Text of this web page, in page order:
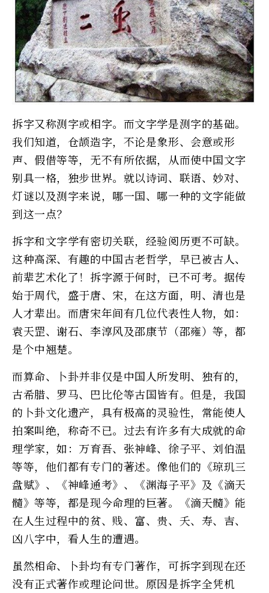
拆字又称测字或相字。而文字学是测字的基础。
我们知道，仓颉造字，不论是象形、会意或形
声、假借等等，无不有所依据，从而使中国文字
别具一格，独步世界。就以诗词、联语、妙对、
灯谜以及测字来说，哪一国、哪一种的文字能做
到这一点？
拆字和文字学有密切关联，经验阅历更不可缺。
这种高深、有趣的中国古老哲学，早已被古人、
前辈艺术化了！拆字源于何时，已不可考。据传
始于周代，盛于唐、宋，在这方面，明、清也是
人才辈出。而唐宋年间有几位代表性人物，如：
袁天罡、谢石、李淳风及邵康节（邵雍）等，都
是个中翘楚。
而算命、卜卦并非仅是中国人所发明、独有的，
古希腊、罗马、巴比伦等古国皆有。但是，我国
的卜卦文化遗产，具有极高的灵验性，常能使人
拍案叫绝，称奇不已。过去有许多有大成就的命
理学家，如：万育吾、张神峰、徐子平、刘伯温
等等，他们都有专门的著述。像他们的《琼玑三
盘赋》、《神峰通考》、《渊海子平》及《滴天
髓》等等，都是现今命理的巨著。《滴天髓》能
在人生过程中的贫、贱、富、贵、夭、寿、吉、
凶八字中，看人生的遭遇。
虽然相命、卜卦均有专门著作，可拆字到现在还
没有正式著作或理论问世。原因是拆字全凭机